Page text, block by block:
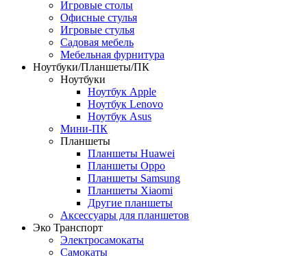
Игровые столы
Офисные стулья
Игровые стулья
Садовая мебель
Мебельная фурнитура
Ноутбуки/Планшеты/ПК
Ноутбуки
Hоутбук Apple
Ноутбук Lenovo
Ноутбук Аsus
Мини-ПК
Планшеты
Планшеты Huawei
Планшеты Oppo
Планшеты Samsung
Планшеты Xiaomi
Другие планшеты
Аксессуары для планшетов
Эко Транспорт
Электросамокаты
Самокаты